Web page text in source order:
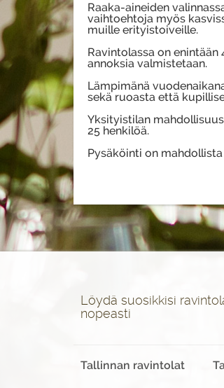
Raaka-aineiden
vaihtoehtoja myös
muille erityistoiveille.
Ravintolassa on
annoksia valmistetaan.
Lämpimänä
sekä ruoasta että
Yksityistilan
25 henkilöä.
Pysäköinti on
Löydä suosikkisi
nopeasti
Tallinnan ravintolat